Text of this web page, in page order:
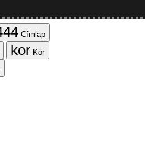
Címlap
Kör